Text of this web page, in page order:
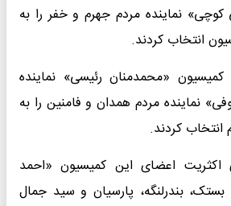
نماینده مردم جهرم و خفر را به
انتخاب کردند.
«محمدمنان رئیسی» نماینده
نماینده مردم همدان و فامنین را به
کردند.
اکثریت اعضای این کمیسیون «احمد
بستک، بندرلنگه، پارسیان و سید جمال